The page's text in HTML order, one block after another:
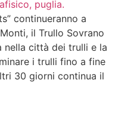
continueranno a
il Trullo Sovrano
nella città dei trulli e la
i trulli fino a fine
30 giorni continua il